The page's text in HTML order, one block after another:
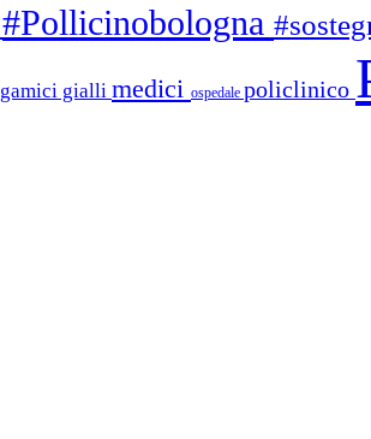
#Pollicinobologna
gamici gialli medici ospedale policlinico